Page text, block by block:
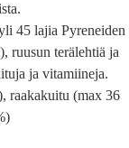
45 lajia Pyreneiden
), ruusun terälehtiä ja
ja vitamiineja.
raakakuitu (max 36